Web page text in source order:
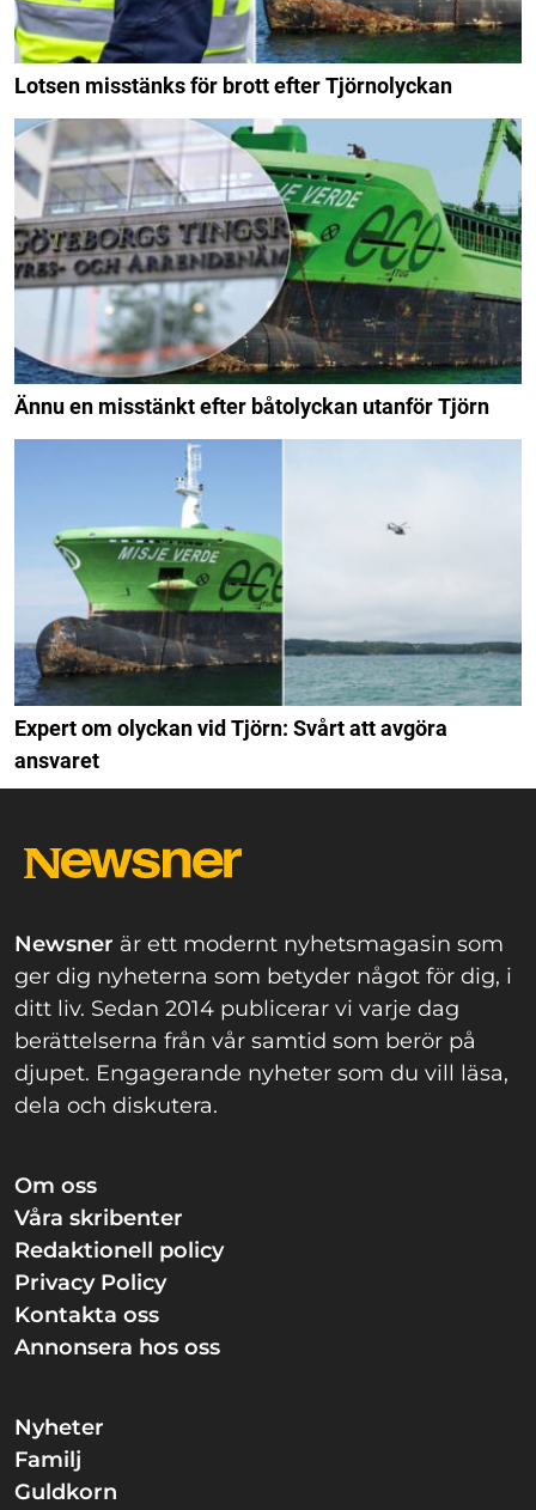
Lotsen misstänks för brott efter Tjörnolyckan
Ännu en misstänkt efter båtolyckan utanför Tjörn
Expert om olyckan vid Tjörn: Svårt att avgöra
ansvaret
Newsner är ett modernt nyhetsmagasin som
ger dig nyheterna som betyder något för dig, i
ditt liv. Sedan 2014 publicerar vi varje dag
berättelserna från vår samtid som berör på
djupet. Engagerande nyheter som du vill läsa,
dela och diskutera.
Om oss
Våra skribenter
Redaktionell policy
Privacy Policy
Kontakta oss
Annonsera hos oss
Nyheter
Familj
Guldkorn